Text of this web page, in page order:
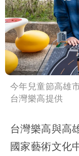
今年兒童節高雄
台灣樂高提供
台灣樂高與高
國家藝術文化